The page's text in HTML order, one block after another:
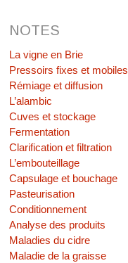
NOTES
La vigne en Brie
Pressoirs fixes et mobiles
Rémiage et diffusion
L’alambic
Cuves et stockage
Fermentation
Clarification et filtration
L’embouteillage
Capsulage et bouchage
Pasteurisation
Conditionnement
Analyse des produits
Maladies du cidre
Maladie de la graisse